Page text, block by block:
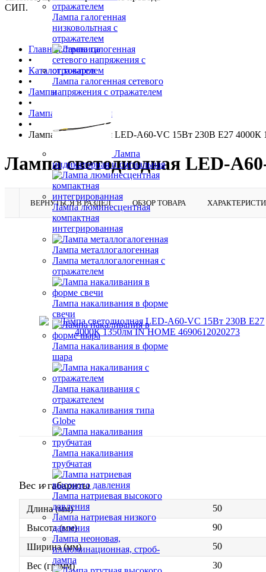
Лампа галогенная
низковольтная с
отражателем
Лампа галогенная сетевого
напряжения с отражателем
Лампа
индикаторная и сигнальная
Лампа люминесцентная
компактная
интегрированная
Лампа металлогалогенная
Лампа металлогалогенная с
отражателем
Лампа накаливания в форме
свечи
Лампа накаливания в форме
шара
Лампа накаливания с
отражателем
Лампа накаливания типа
Globe
Лампа накаливания
трубчатая
Лампа натриевая высокого
давления
Лампа натриевая низкого
давления
Лампа неоновая,
иллюминационная, строб-
лампа
СИП.
Главная страница
•
Каталог товаров
•
Лампы
•
Лампа светодиодная
•
Лампа светодиодная LED-A60-VC 15Вт 230В E27 4000К
Лампа светодиодная LED-
ВЕРНУТЬСЯ В РАЗДЕЛ ОБЗОР ТОВАРА
Вес и габариты
Длина (мм)
50
Высота (мм)
90
Ширина (мм)
50
Вес (грамм)
30